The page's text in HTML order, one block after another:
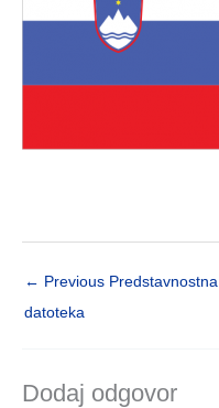
← Previous Predstavnostna
datoteka
Dodaj odgovor